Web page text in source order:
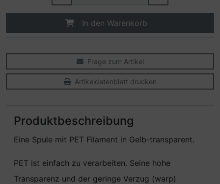
In den Warenkorb
Frage zum Artikel
Artikeldatenblatt drucken
Produktbeschreibung
Eine Spule mit PET Filament in Gelb-transparent.
PET ist einfach zu verarbeiten. Seine hohe
Transparenz und der geringe Verzug (warp)